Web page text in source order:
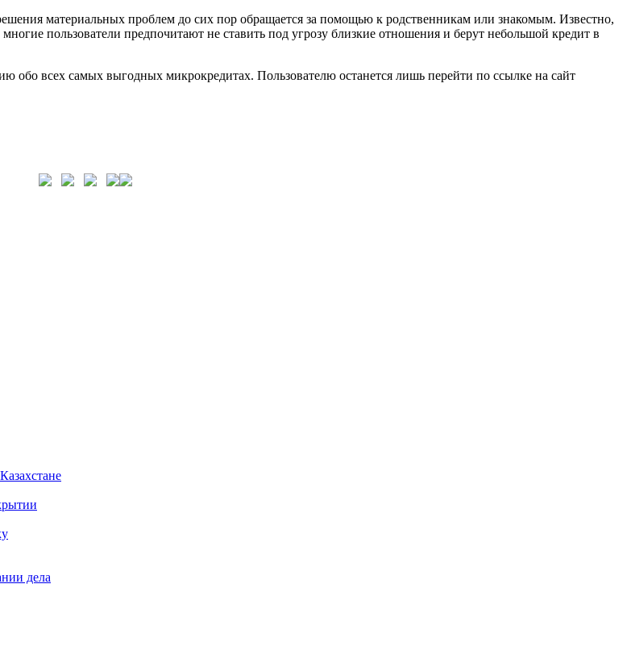
материальных проблем до сих пор обращается за помощью к родственникам или знакомым. Известно,
пользователи предпочитают не ставить под угрозу близкие отношения и берут небольшой кредит в
всех самых выгодных микрокредитах. Пользователю останется лишь перейти по ссылке на сайт
дела